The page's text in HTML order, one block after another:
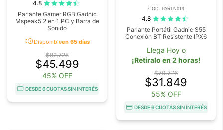
4.8
Parlante Gamer RGB Gadnic
Mspeak5 2 en 1 PC y Barra de
Sonido
acuteDisponibleen 65 días
$82.725
$45.499
45% OFF
DESDE 6 CUOTAS SIN INTERÉS
COD. PARLN019
4.8
Parlante Portátil Gadnic S55
Conexión BT Resistente IPX6
Llega Hoy o
¡Retiralo en 2 horas!
$70.776
$31.849
55% OFF
DESDE 6 CUOTAS SIN INTERÉS